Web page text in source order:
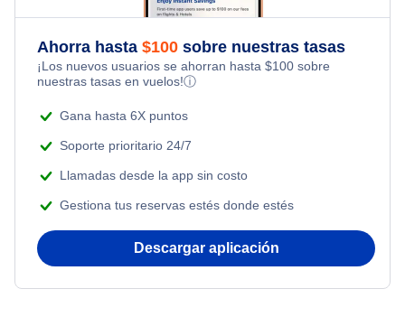
Ahorra hasta $100 sobre nuestras tasas
¡Los nuevos usuarios se ahorran hasta $100 sobre
nuestras tasas en vuelos!ⓘ
Gana hasta 6X puntos
Soporte prioritario 24/7
Llamadas desde la app sin costo
Gestiona tus reservas estés donde estés
Descargar aplicación